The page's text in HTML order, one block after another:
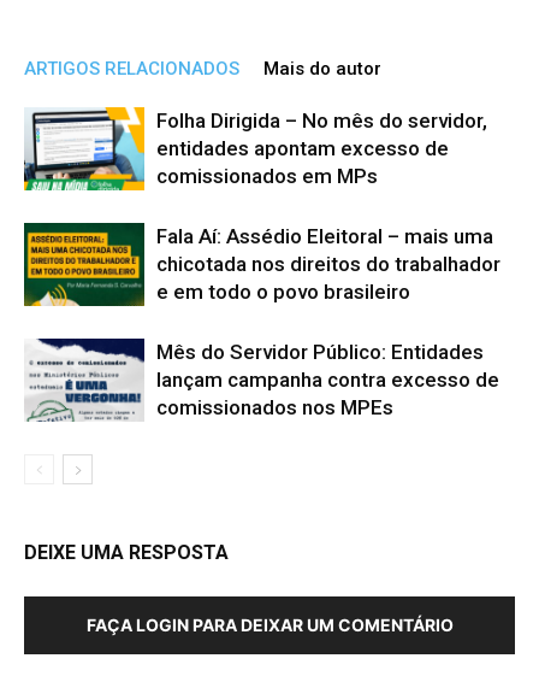
ARTIGOS RELACIONADOS Mais do autor
Folha Dirigida – No mês do servidor,
entidades apontam excesso de
comissionados em MPs
Fala Aí: Assédio Eleitoral – mais uma
chicotada nos direitos do trabalhador
e em todo o povo brasileiro
Mês do Servidor Público: Entidades
lançam campanha contra excesso de
comissionados nos MPEs
DEIXE UMA RESPOSTA
FAÇA LOGIN PARA DEIXAR UM COMENTÁRIO